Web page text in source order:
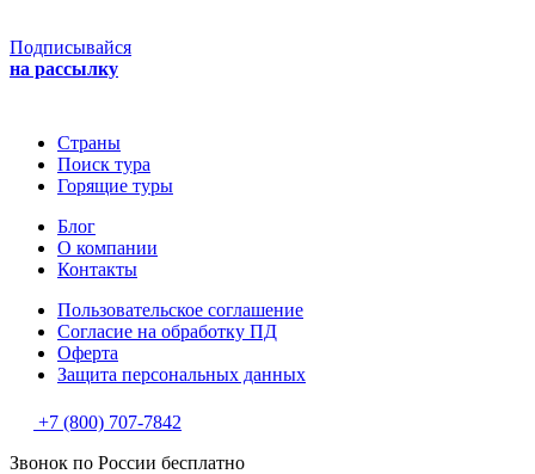
Подписывайся
на рассылку
Страны
Поиск тура
Горящие туры
Блог
О компании
Контакты
Пользовательское соглашение
Согласие на обработку ПД
Оферта
Защитa персональных данных
+7 (800) 707-7842
Звонок по России бесплатно